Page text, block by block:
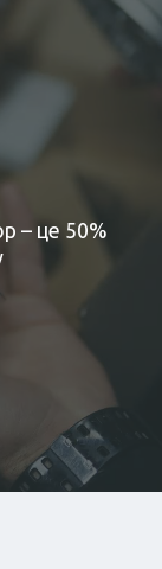
– це 50%